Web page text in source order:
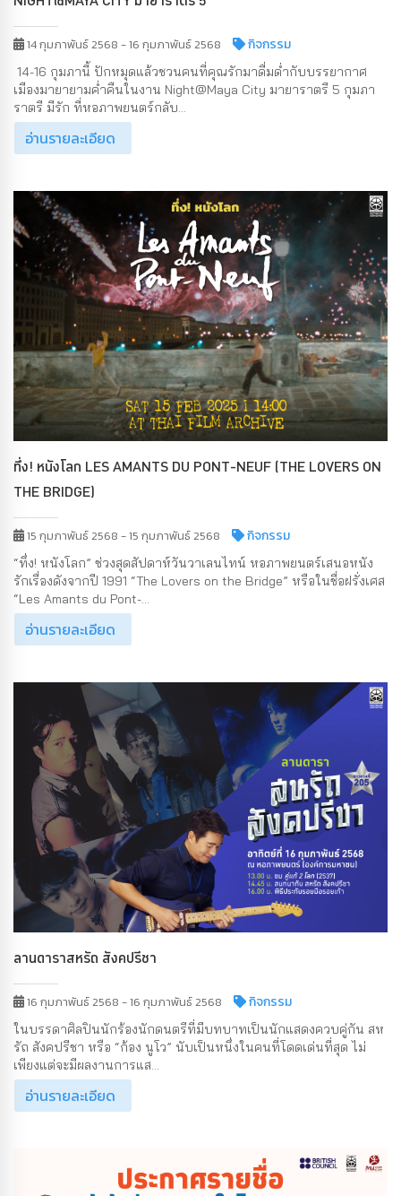
14 กุมภาพันธ์ 2568 - 16 กุมภาพันธ์ 2568 กิจกรรม
14-16 กุมภานี้ ปักหมุดแล้วชวนคนที่คุณรักมาดื่มด่ำกับบรรยากาศ
เมืองมายายามค่ำคืนในงาน Night@Maya City มายาราตรี 5 กุมภา
ราตรี มีรัก ที่หอภาพยนตร์กลับ...
อ่านรายละเอียด
ทึ่ง! หนังโลก LES AMANTS DU PONT-NEUF (THE LOVERS ON
THE BRIDGE)
15 กุมภาพันธ์ 2568 - 15 กุมภาพันธ์ 2568 กิจกรรม
“ทึ่ง! หนังโลก” ช่วงสุดสัปดาห์วันวาเลนไทน์ หอภาพยนตร์เสนอหนัง
รักเรื่องดังจากปี 1991 “The Lovers on the Bridge” หรือในชื่อฝรั่งเศส
“Les Amants du Pont-...
อ่านรายละเอียด
ลานดาราสหรัถ สังคปรีชา
16 กุมภาพันธ์ 2568 - 16 กุมภาพันธ์ 2568 กิจกรรม
ในบรรดาศิลปินนักร้องนักดนตรีที่มีบทบาทเป็นนักแสดงควบคู่กัน สห
รัถ สังคปรีชา หรือ “ก้อง นูโว” นับเป็นหนึ่งในคนที่โดดเด่นที่สุด ไม่
เพียงแต่จะมีผลงานการแส...
อ่านรายละเอียด